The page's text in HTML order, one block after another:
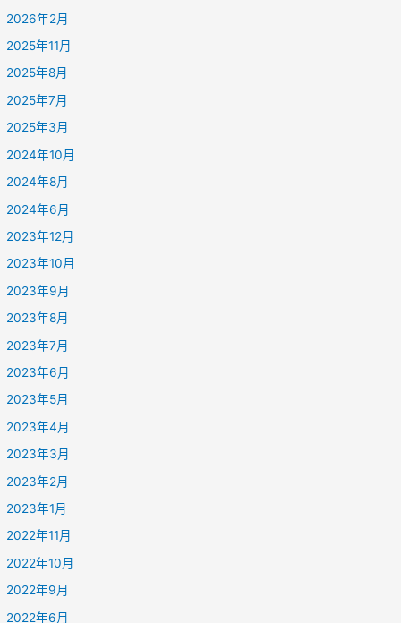
2026年2月
2025年11月
2025年8月
2025年7月
2025年3月
2024年10月
2024年8月
2024年6月
2023年12月
2023年10月
2023年9月
2023年8月
2023年7月
2023年6月
2023年5月
2023年4月
2023年3月
2023年2月
2023年1月
2022年11月
2022年10月
2022年9月
2022年6月